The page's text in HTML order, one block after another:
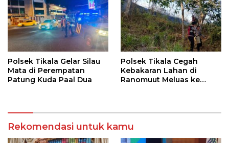
Polsek Tikala Gelar Silau
Mata di Perempatan
Patung Kuda Paal Dua
Polsek Tikala Cegah
Kebakaran Lahan di
Ranomuut Meluas ke
Rekomendasi untuk kamu